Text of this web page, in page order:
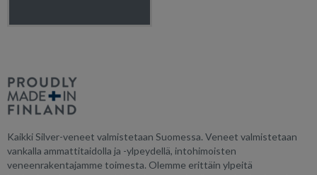
Kaikki Silver-veneet valmistetaan Suomessa. Veneet valmistetaan
vankalla ammattitaidolla ja -ylpeydellä, intohimoisten
veneenrakentajamme toimesta. Olemme erittäin ylpeitä